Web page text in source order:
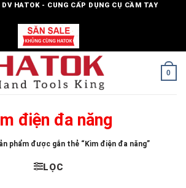
HATOK - CUNG CẤP DỤNG CỤ CẦM TAY
0
điện đa năng
phẩm được gắn thẻ “Kìm điện đa năng”
LỌC